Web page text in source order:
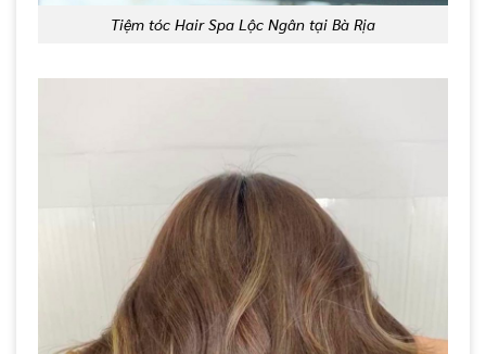
Tiệm tóc Hair Spa Lộc Ngân tại Bà Rịa